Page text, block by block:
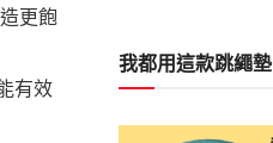
更飽
有效
我都用這款跳繩墊